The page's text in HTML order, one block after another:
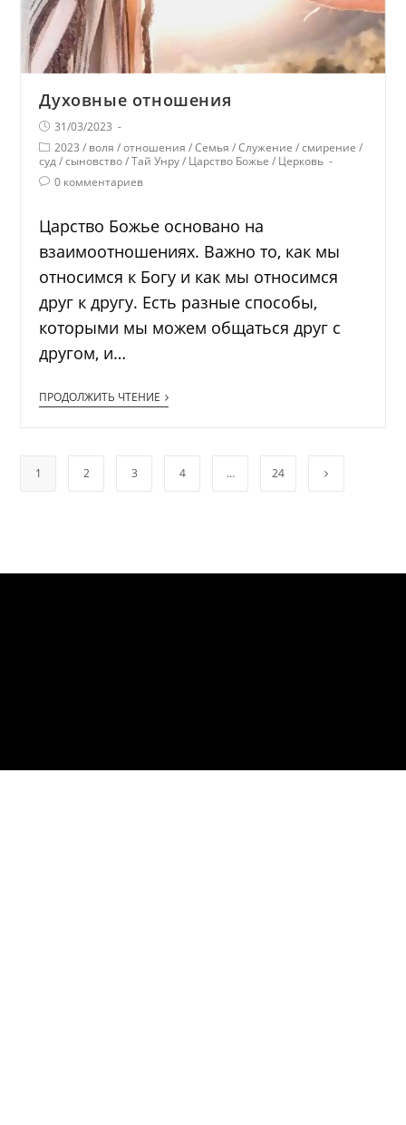
Духовные отношения
31/03/2023
2023 / воля / отношения / Семья / Служение / смирение /
суд / сыновство / Тай Унру / Царство Божье / Церковь
0 комментариев
Царство Божье основано на
взаимоотношениях. Важно то, как мы
относимся к Богу и как мы относимся
друг к другу. Есть разные способы,
которыми мы можем общаться друг с
другом, и…
ПРОДОЛЖИТЬ ЧТЕНИЕ
1 2 3 4 … 24